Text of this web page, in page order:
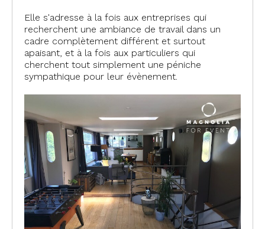
Elle s'adresse à la fois aux entreprises qui
recherchent une ambiance de travail dans un
cadre complètement différent et surtout
apaisant, et à la fois aux particuliers qui
cherchent tout simplement une péniche
sympathique pour leur évènement.